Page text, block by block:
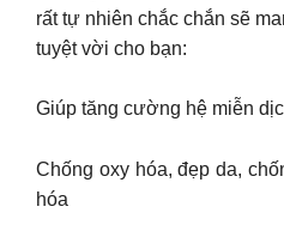
rất tự nhiên chắc chắn sẽ
tuyệt vời cho bạn:
Giúp tăng cường hệ miễn
Chống oxy hóa, đẹp da,
hóa